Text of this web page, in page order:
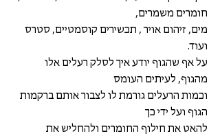
חומרים משמרים,
מים, זיהום אויר , תכשירים קוסמטיים, סטרס
ועוד.
על אף שהגוף יודע איך לסלק רעלים אלו
מהגוף, לעיתים העומס
וכמות הרעלים גורמת לו לצבור אותם ברקמות
הגוף ועל ידי כך
להאט את חילוף החומרים ולהחליש את